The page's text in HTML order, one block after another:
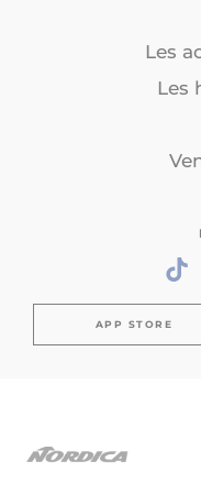
Les
Les
APP STORE